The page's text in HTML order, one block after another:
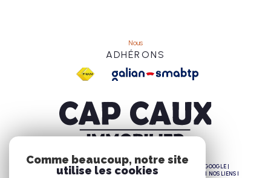
Nous
ADHÉRONS
© 2026 | TOUS DROITS RÉSERVÉS | TRADUCTION POWERED BY GOOGLE |
NOS HONORAIRES
PLAN DU SITE MENTIONS LÉGALES
NOS LIENS
Comme beaucoup, notre site
utilise les cookies